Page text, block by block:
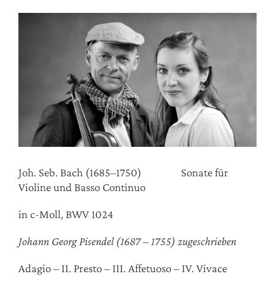
Joh. Seb. Bach (1685–1750) Sonate für
Violine und Basso Continuo
in c-Moll, BWV 1024
Johann Georg Pisendel (1687 – 1755) zugeschrieben
Adagio – II. Presto – III. Affetuoso – IV. Vivace